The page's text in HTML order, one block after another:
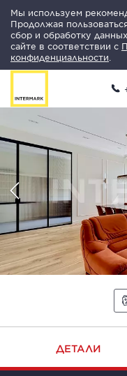
Мы используем
Продолжая
сбор и обработку
сайте в соответствии с
конфиденциальности
ДЕТАЛИ